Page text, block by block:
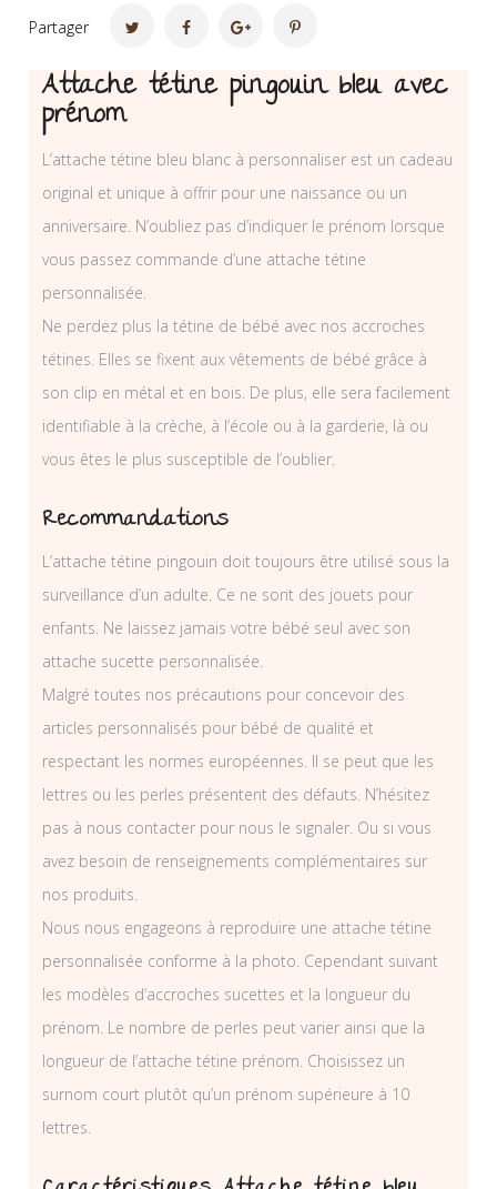
Partager
Attache tétine pingouin bleu avec
prénom
L’attache tétine bleu blanc à personnaliser est un cadeau
original et unique à offrir pour une naissance ou un
anniversaire. N’oubliez pas d’indiquer le prénom lorsque
vous passez commande d’une attache tétine
personnalisée.
Ne perdez plus la tétine de bébé avec nos accroches
tétines. Elles se fixent aux vêtements de bébé grâce à
son clip en métal et en bois. De plus, elle sera facilement
identifiable à la crèche, à l’école ou à la garderie, là ou
vous êtes le plus susceptible de l’oublier.
Recommandations
L’attache tétine pingouin doit toujours être utilisé sous la
surveillance d’un adulte. Ce ne sont des jouets pour
enfants. Ne laissez jamais votre bébé seul avec son
attache sucette personnalisée.
Malgré toutes nos précautions pour concevoir des
articles personnalisés pour bébé de qualité et
respectant les normes européennes. Il se peut que les
lettres ou les perles présentent des défauts. N’hésitez
pas à nous contacter pour nous le signaler. Ou si vous
avez besoin de renseignements complémentaires sur
nos produits.
Nous nous engageons à reproduire une attache tétine
personnalisée conforme à la photo. Cependant suivant
les modèles d’accroches sucettes et la longueur du
prénom. Le nombre de perles peut varier ainsi que la
longueur de l’attache tétine prénom. Choisissez un
surnom court plutôt qu’un prénom supérieure à 10
lettres.